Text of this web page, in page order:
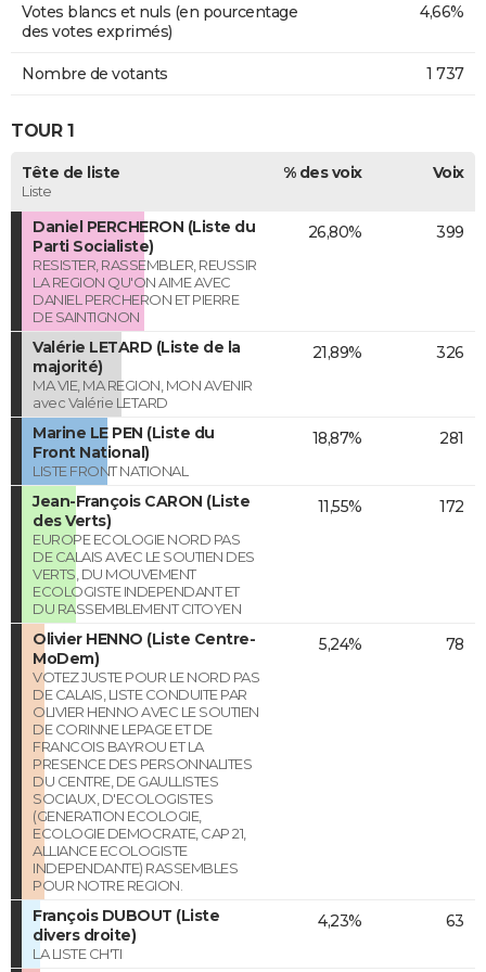
Votes blancs et nuls (en pourcentage
des votes exprimés)
4,66%
Nombre de votants 1 737
TOUR 1
Tête de liste
Liste
% des voix Voix
Daniel PERCHERON (Liste du
Parti Socialiste)
RESISTER, RASSEMBLER, REUSSIR
LA REGION QU'ON AIME AVEC
DANIEL PERCHERON ET PIERRE
DE SAINTIGNON
26,80% 399
Valérie LETARD (Liste de la
majorité)
MA VIE, MA REGION, MON AVENIR
avec Valérie LETARD
21,89% 326
Marine LE PEN (Liste du
Front National)
LISTE FRONT NATIONAL
18,87% 281
Jean-François CARON (Liste
des Verts)
EUROPE ECOLOGIE NORD PAS
DE CALAIS AVEC LE SOUTIEN DES
VERTS, DU MOUVEMENT
ECOLOGISTE INDEPENDANT ET
DU RASSEMBLEMENT CITOYEN
11,55% 172
Olivier HENNO (Liste Centre-
MoDem)
VOTEZ JUSTE POUR LE NORD PAS
DE CALAIS, LISTE CONDUITE PAR
OLIVIER HENNO AVEC LE SOUTIEN
DE CORINNE LEPAGE ET DE
FRANCOIS BAYROU ET LA
PRESENCE DES PERSONNALITES
DU CENTRE, DE GAULLISTES
SOCIAUX, D'ECOLOGISTES
(GENERATION ECOLOGIE,
ECOLOGIE DEMOCRATE, CAP 21,
ALLIANCE ECOLOGISTE
INDEPENDANTE) RASSEMBLES
POUR NOTRE REGION.
5,24% 78
François DUBOUT (Liste
divers droite)
LA LISTE CH'TI
4,23% 63